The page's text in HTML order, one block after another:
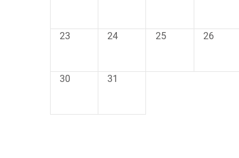
23 24 25 26
30 31